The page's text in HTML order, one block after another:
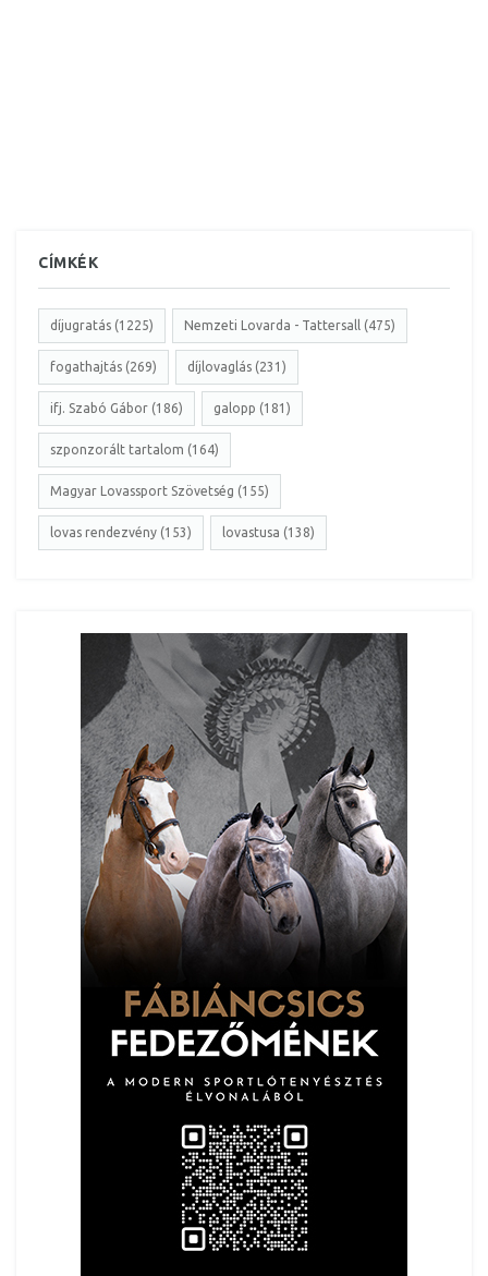
CÍMKÉK
díjugratás (1225) Nemzeti Lovarda - Tattersall (475)
fogathajtás (269) díjlovaglás (231)
ifj. Szabó Gábor (186) galopp (181)
szponzorált tartalom (164)
Magyar Lovassport Szövetség (155)
lovas rendezvény (153) lovastusa (138)